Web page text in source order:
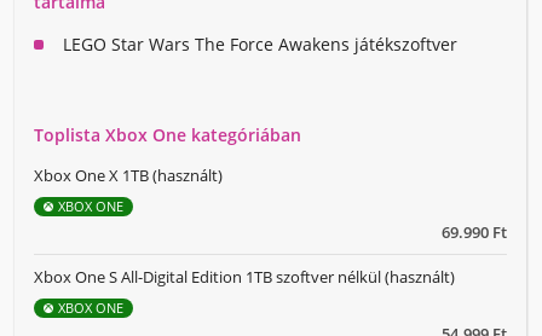
LEGO Star Wars The Force Awakens játékszoftver
Toplista Xbox One kategóriában
69.990 Ft
Xbox One X 1TB (használt)
XBOX ONE
Xbox One S All-Digital Edition 1TB szoftver nélkül (használt)
XBOX ONE